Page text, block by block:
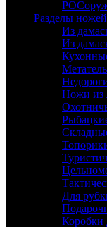
Разделы ножей
Из
Из
Ножи из
Для
Коробки